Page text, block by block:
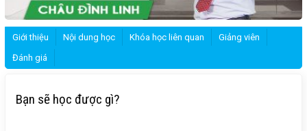
Giới thiệu Nội dung học Khóa học liên quan
Giảng viên
Đánh giá
Bạn sẽ học được gì?